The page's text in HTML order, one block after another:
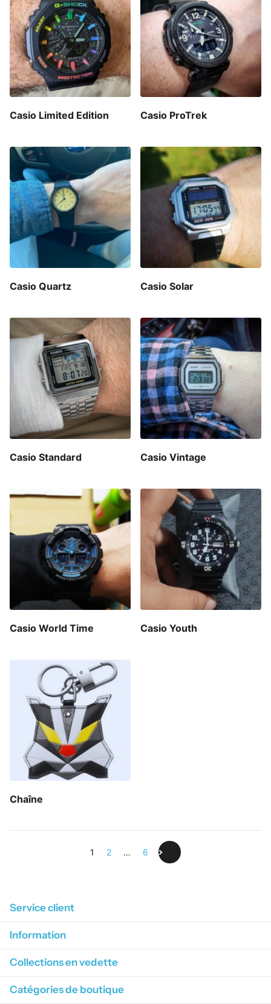
Casio Limited Edition Casio ProTrek
Casio Quartz Casio Solar
Casio Standard Casio Vintage
Casio World Time Casio Youth
Chaîne
1 2 … 6
Service client
Information
Collections en vedette
Catégories de boutique